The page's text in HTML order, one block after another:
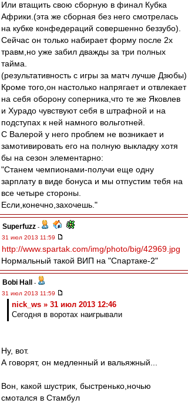
Или втащить свою сборную в финал Кубка
Африки.(эта же сборная без него смотрелась
на кубке конфедераций совершенно беззубо).
Сейчас он только набирает форму после 2х
травм,но уже забил дважды за три полных
тайма.
(результативность с игры за матч лучше Дзюбы)
Кроме того,он настолько напрягает и отвлекает
на себя оборону соперника,что те же Яковлев
и Хурадо чувствуют себя в штрафной и на
подступах к ней намного вольготней.
С Валерой у него проблем не возникает и
замотивировать его на полную выкладку хотя
бы на сезон элементарно:
"Станем чемпионами-получи еще одну
зарплату в виде бонуса и мы отпустим тебя на
все четыре стороны.
Если,конечно,захочешь."
Superfuzz -
31 июл 2013 11:59
http://www.spartak.com/img/photo/big/42969.jpg
Нормальный такой ВИП на "Спартаке-2"
Bobi Hall
-
31 июл 2013 11:59
nick_ws » 31 июл 2013 12:46
Сегодня в воротах наигрывали
Ну, вот.
А говорят, он медленный и вальяжный...
Вон, какой шустрик, быстренько,ночью
смотался в Стамбул